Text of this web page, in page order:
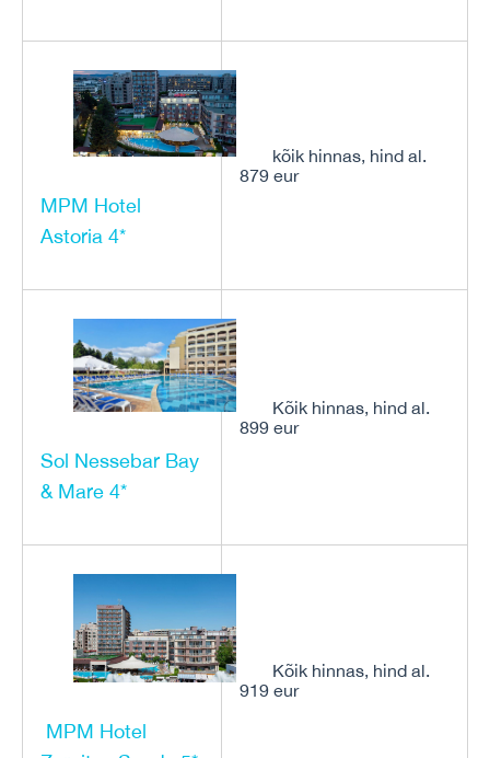
MPM Hotel
Astoria 4*
kõik hinnas, hind al.
879 eur
Sol Nessebar Bay
& Mare 4*
Kõik hinnas, hind al.
899 eur
MPM Hotel
Kõik hinnas, hind al.
919 eur